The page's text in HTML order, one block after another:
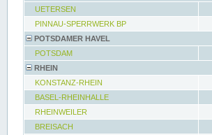
UETERSEN
PINNAU-SPERRWERK BP
POTSDAMER HAVEL
POTSDAM
RHEIN
KONSTANZ-RHEIN
BASEL-RHEINHALLE
RHEINWEILER
BREISACH